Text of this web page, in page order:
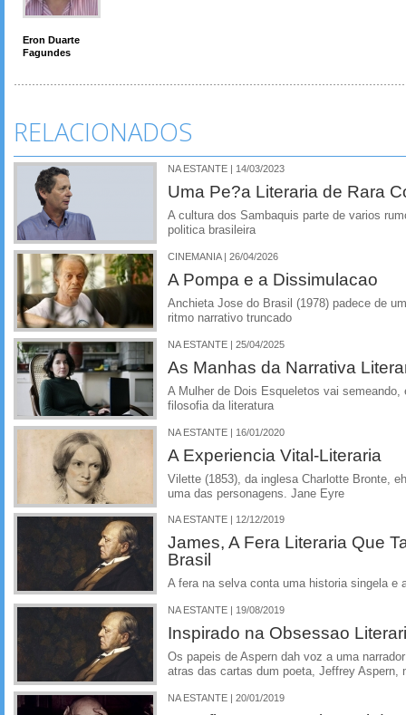
Eron Duarte
Fagundes
RELACIONADOS
NA ESTANTE | 14/03/2023
Uma Pe?a Literaria de Rara
A cultura dos Sambaquis parte de varios
politica brasileira
CINEMANIA | 26/04/2026
A Pompa e a Dissimulacao
Anchieta Jose do Brasil (1978) padece de
ritmo narrativo truncado
NA ESTANTE | 25/04/2025
As Manhas da Narrativa
A Mulher de Dois Esqueletos vai
filosofia da literatura
NA ESTANTE | 16/01/2020
A Experiencia Vital-Literaria
Vilette (1853), da inglesa Charlotte Bronte,
uma das personagens. Jane Eyre
NA ESTANTE | 12/12/2019
James, A Fera Literaria Que
Brasil
A fera na selva conta uma historia singela e
NA ESTANTE | 19/08/2019
Inspirado na Obsessao
Os papeis de Aspern dah voz a uma
atras das cartas dum poeta, Jeffrey Aspern,
NA ESTANTE | 20/01/2019